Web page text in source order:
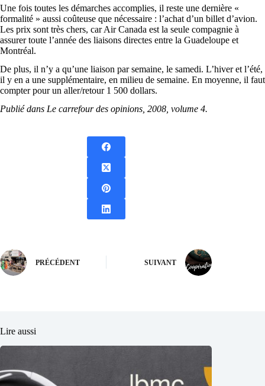
Une fois toutes les démarches accomplies, il reste une dernière «
formalité » aussi coûteuse que nécessaire : l’achat d’un billet d’avion.
Les prix sont très chers, car Air Canada est la seule compagnie à
assurer toute l’année des liaisons directes entre la Guadeloupe et
Montréal.
De plus, il n’y a qu’une liaison par semaine, le samedi. L’hiver et l’été,
il y en a une supplémentaire, en milieu de semaine. En moyenne, il faut
compter pour un aller/retour 1 500 dollars.
Publié dans Le carrefour des opinions, 2008, volume 4.
PRÉCÉDENT SUIVANT
Lire aussi